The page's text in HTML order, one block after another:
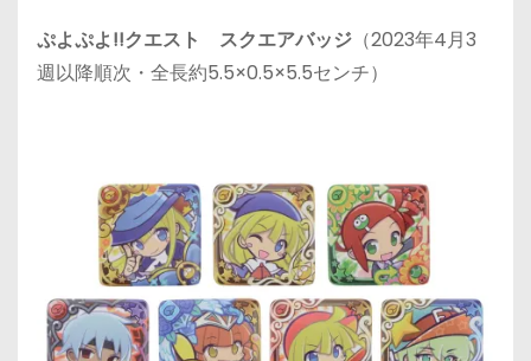
ぷよぷよ!!クエスト スクエアバッジ （2023年4月3
週以降順次・全長約5.5×0.5×5.5センチ）